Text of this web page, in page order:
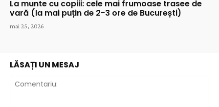
La munte cu copiii: cele mai frumoase trasee de
vară (la mai puțin de 2-3 ore de București)
mai 25, 2026
LĂSAȚI UN MESAJ